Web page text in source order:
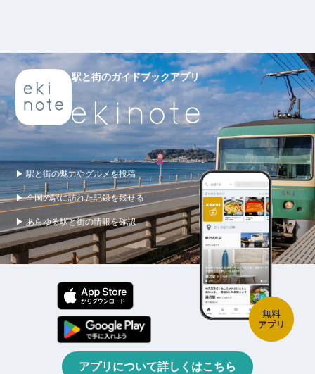
駅と街のガイドブックアプリ
▶ 駅と街の魅力やグルメを投稿
▶ 全国の駅に訪れた記録を残せる
▶ あらゆる駅と街の情報を確認
アプリについて詳しくはこちら